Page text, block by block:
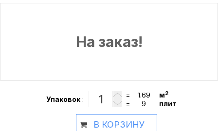
На заказ!
Упаковок :
= м2
= плит
В КОРЗИНУ